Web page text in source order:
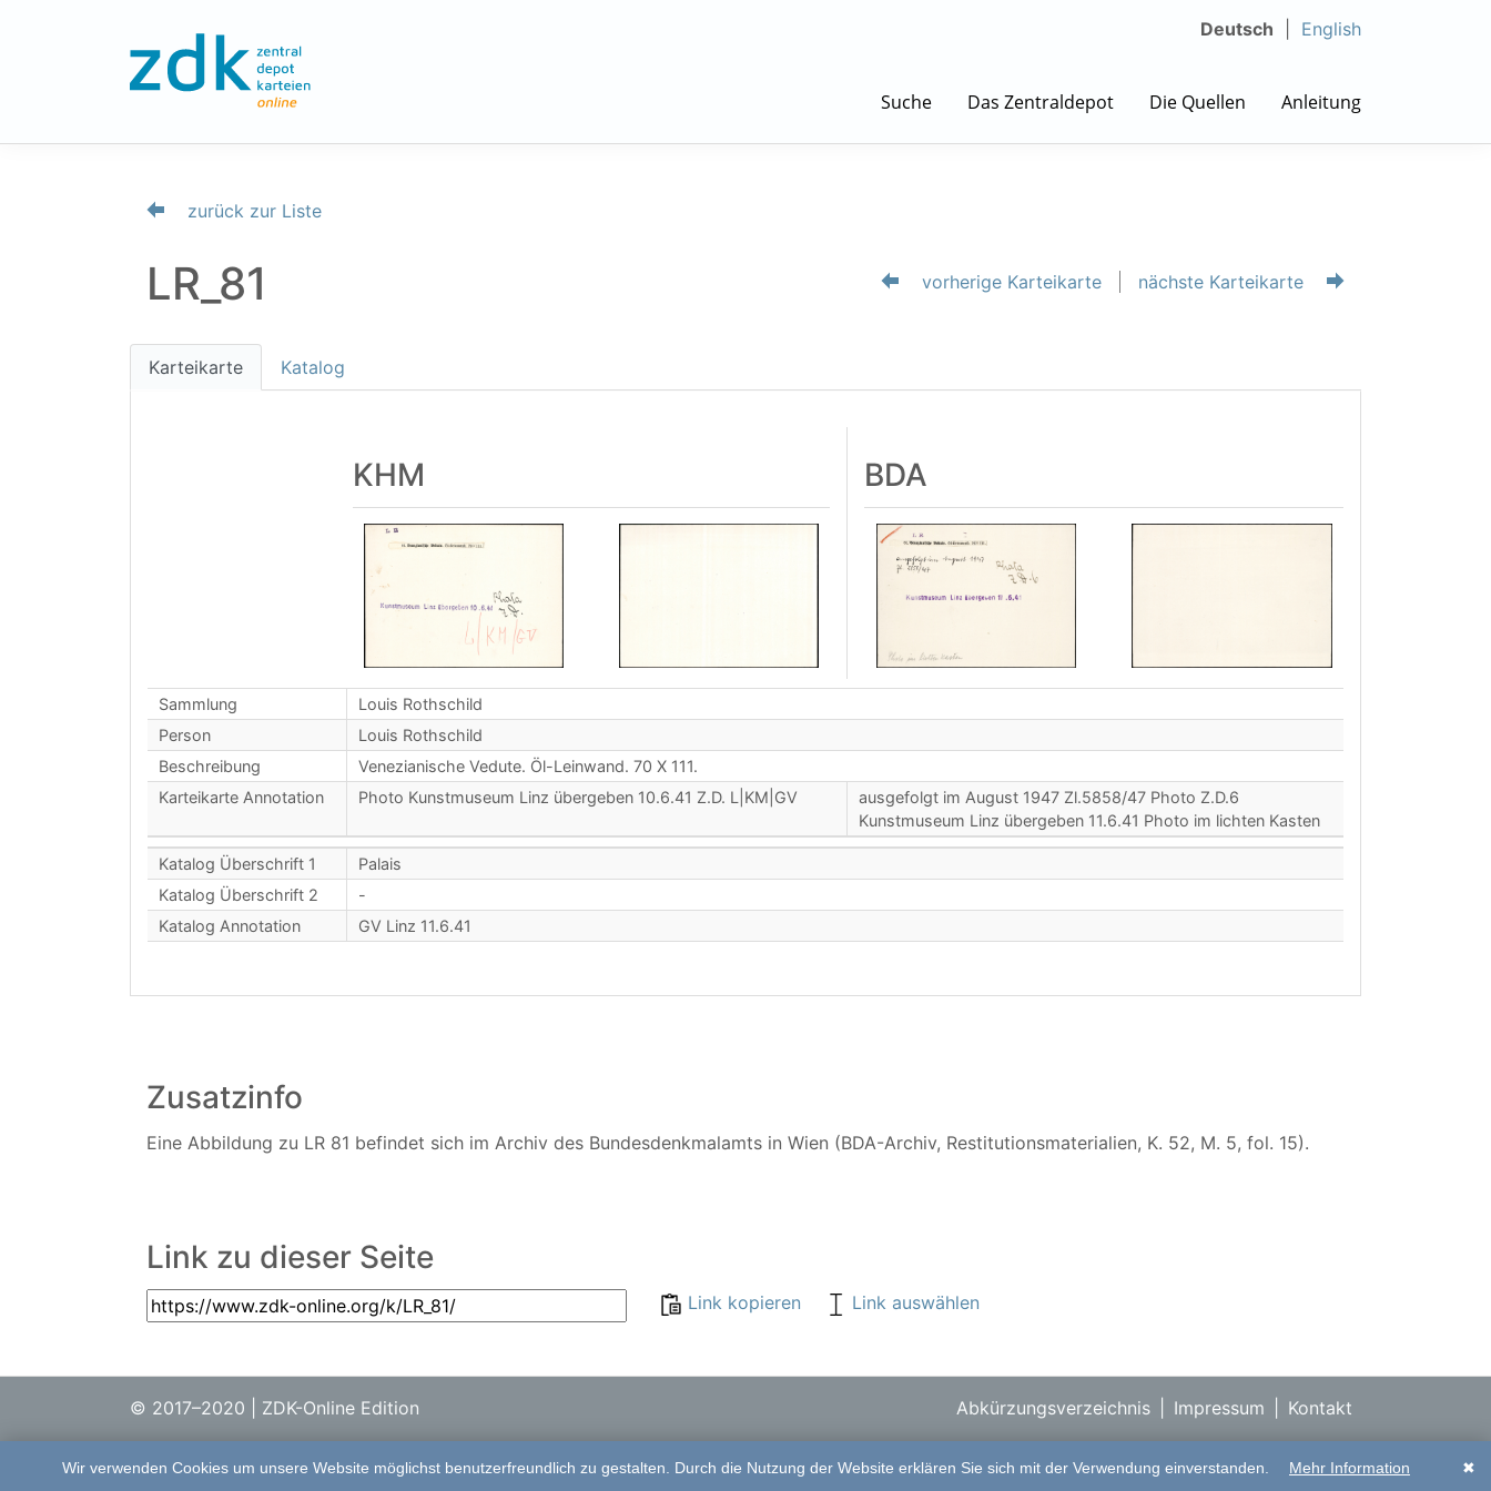
Deutsch English
Suche Das Zentraldepot Die Quellen Anleitung
zurück zur Liste
LR_81 vorherige Karteikarte nächste Karteikarte
Karteikarte Katalog
KHM BDA
Sammlung
Louis Rothschild
Person
Louis Rothschild
Beschreibung
Venezianische Vedute. Öl-Leinwand. 70 X 111.
Karteikarte Annotation
Photo Kunstmuseum Linz übergeben 10.6.41 Z.D. L|KM|GV
ausgefolgt im August 1947 Zl.5858/47 Photo Z.D.6
Kunstmuseum Linz übergeben 11.6.41 Photo im lichten Kasten
Katalog Überschrift 1
Palais
Katalog Überschrift 2
-
Katalog Annotation
GV Linz 11.6.41
Zusatzinfo
Eine Abbildung zu LR 81 befindet sich im Archiv des Bundesdenkmalamts in Wien (BDA-Archiv, Restitutionsmaterialien, K. 52, M. 5, fol. 15).
Link zu dieser Seite
Link kopieren Link auswählen
© 2017–2020 | ZDK-Online Edition Abkürzungsverzeichnis Impressum Kontakt
✖
Wir verwenden Cookies um unsere Website möglichst benutzerfreundlich zu gestalten. Durch die Nutzung der Website erklären Sie sich mit der Verwendung einverstanden. Mehr Information